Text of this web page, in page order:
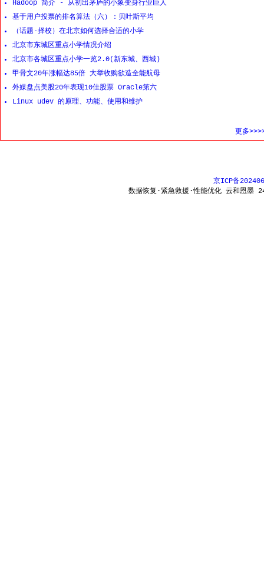
Hadoop 简介 - 从初出茅庐的小象变身行业巨人
基于用户投票的排名算法（六）：贝叶斯平均
（话题-择校）在北京如何选择合适的小学
北京市东城区重点小学情况介绍
北京市各城区重点小学一览2.0(新东城、西城)
甲骨文20年涨幅达85倍 大举收购欲造全能航母
外媒盘点美股20年表现10佳股票 Oracle第六
Linux udev 的原理、功能、使用和维护
更多
京ICP备
数据恢复·紧急救援·性能优化 云和恩